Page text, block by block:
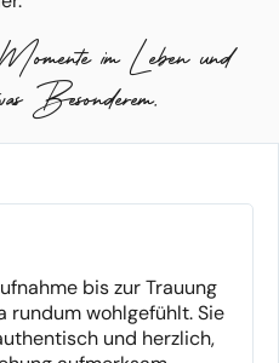
Abschiedsfeier: Es geht um
die das Leben
Erinnerungen
möchte ich die Schätze
und
Tag nach Euren
im Leben und
Besonderem.
bis zur Trauung
rundum wohlgefühlt. Sie
und herzlich,